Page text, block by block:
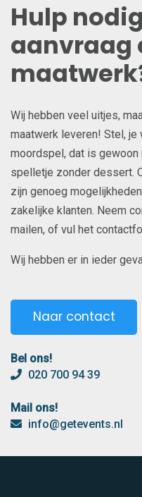
Hulp
aanvraag
Wij hebben veel uitjes,
maatwerk leveren! Stel, je
moordspel, dat is
spelletje zonder dessert.
zijn genoeg
zakelijke klanten. Neem
mailen, of vul het
Wij hebben er in ieder
Naar contact
Bel ons!
020 700 94 39
Mail ons!
info@getevents.nl